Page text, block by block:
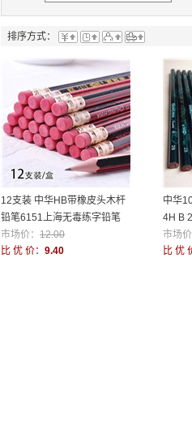
排序方式：
12支装 中华HB带橡皮头木杆
铅笔6151上海无毒练字铅笔
市场价： 12.00
比 优 价： 9.40
中华
4H B
画
市场
比 优